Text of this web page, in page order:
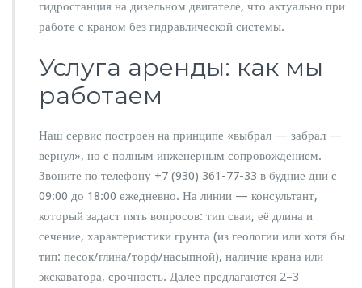
гидростанция на дизельном двигателе, что актуально при
работе с краном без гидравлической системы.
Услуга аренды: как мы
работаем
Наш сервис построен на принципе «выбрал — забрал —
вернул», но с полным инженерным сопровождением.
Звоните по телефону +7 (930) 361-77-33 в будние дни с
09:00 до 18:00 ежедневно. На линии — консультант,
который задаст пять вопросов: тип сваи, её длина и
сечение, характеристики грунта (из геологии или хотя бы
тип: песок/глина/торф/насыпной), наличие крана или
экскаватора, срочность. Далее предлагаются 2–3